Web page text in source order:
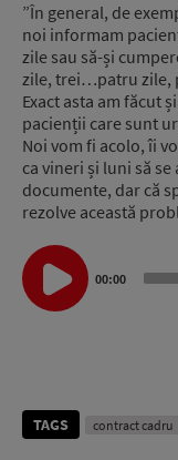
”În general, de
noi informam
zile sau să-și
zile, trei…patru zile,
Exact asta am făcut
pacienții care sunt
Noi vom fi acolo, îi
ca vineri și luni să
documente, dar că
rezolve această
Audio
Player
00:00
TAGS contract cadru